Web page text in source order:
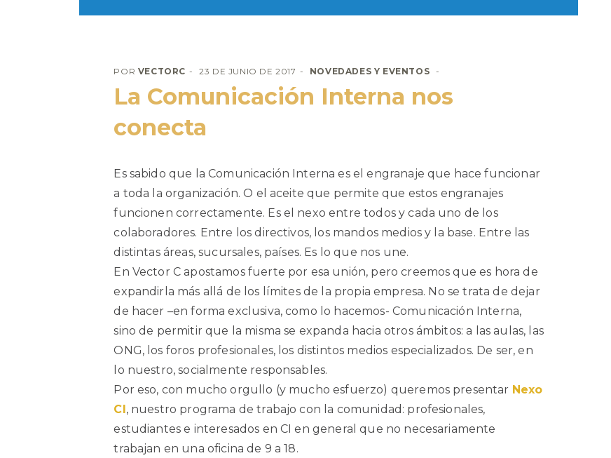
POR VECTORC 23 DE JUNIO DE 2017 NOVEDADES Y EVENTOS
La Comunicación Interna nos
conecta
Es sabido que la Comunicación Interna es el engranaje que hace funcionar
a toda la organización. O el aceite que permite que estos engranajes
funcionen correctamente. Es el nexo entre todos y cada uno de los
colaboradores. Entre los directivos, los mandos medios y la base. Entre las
distintas áreas, sucursales, países. Es lo que nos une.
En Vector C apostamos fuerte por esa unión, pero creemos que es hora de
expandirla más allá de los límites de la propia empresa. No se trata de dejar
de hacer –en forma exclusiva, como lo hacemos- Comunicación Interna,
sino de permitir que la misma se expanda hacia otros ámbitos: a las aulas, las
ONG, los foros profesionales, los distintos medios especializados. De ser, en
lo nuestro, socialmente responsables.
Por eso, con mucho orgullo (y mucho esfuerzo) queremos presentar Nexo
CI , nuestro programa de trabajo con la comunidad: profesionales,
estudiantes e interesados en CI en general que no necesariamente
trabajan en una oficina de 9 a 18.